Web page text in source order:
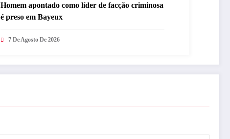
Homem apontado como líder de facção criminosa
é preso em Bayeux
7 De Agosto De 2026